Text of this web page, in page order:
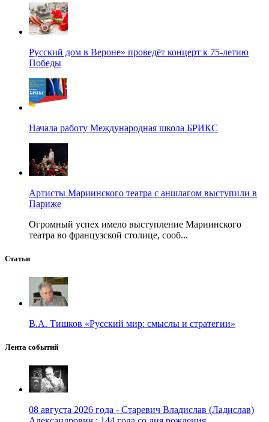
Русский дом в Вероне» проведёт концерт к 75-летию
Победы
Начала работу Международная школа БРИКС
Артисты Мариинского театра с аншлагом выступили в
Париже
Огромный успех имело выступление Мариинского
театра во французской столице, сооб...
Статьи
В.А. Тишков «Русский мир: смыслы и стратегии»
Лента событий
08 августа 2026 года - Старевич Владислав (Ладислав)